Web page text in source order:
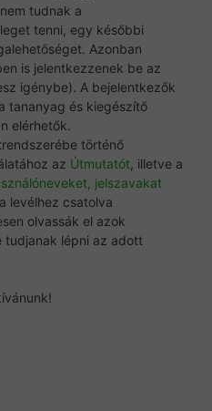
tudnak a
tenni, egy későbbi
Azonban
is jelentkezzenek be az
igénybe). A bejelentkezők
tananyag és kiegészítő
elérhetők.
történő
az Útmutatót , illetve a
jelszavakat
levélhez csatolva
olvassák el azok
tudjanak lépni az adott